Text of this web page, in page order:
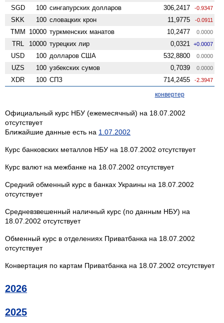
SGD 100 сингапурских долларов 306,2417 -0.9347
SKK 100 словацких крон 11,9775 -0.0911
TMM 10000 туркменских манатов 10,2477 0.0000
TRL 10000 турецких лир 0,0321 +0.0007
USD 100 долларов США 532,8800 0.0000
UZS 100 узбекских сумов 0,7039 0.0000
XDR 100 СПЗ 714,2455 -2.3947
конвертер
Официальный курс НБУ (ежемесячный) на 18.07.2002
отсутствует
Ближайшие данные есть на 1.07.2002
Курс банковских металлов НБУ на 18.07.2002 отсутствует
Курс валют на межбанке на 18.07.2002 отсутствует
Средний обменный курс в банках Украины на 18.07.2002
отсутствует
Средневзвешенный наличный курс (по данным НБУ) на
18.07.2002 отсутствует
Обменный курс в отделениях Приватбанка на 18.07.2002
отсутствует
Конвертация по картам Приватбанка на 18.07.2002 отсутствует
2026
2025